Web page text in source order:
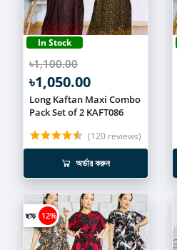
In Stock
৳1,100.00
৳1,050.00
Long Kaftan Maxi Combo
Pack Set of 2 KAFT086
(120 reviews)
অর্ডার করুন
ছাড় 12%